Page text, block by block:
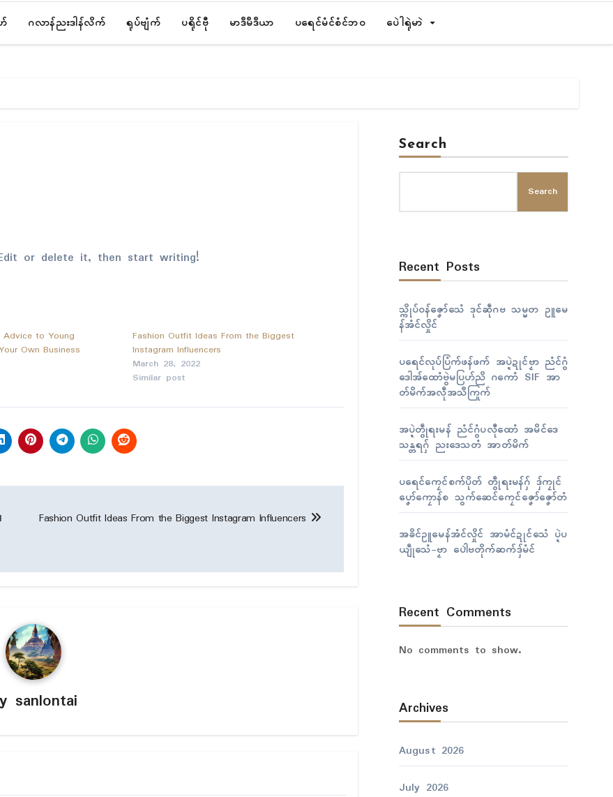
ဂလာန်ညးဒါန်လိက် ရုပ်ဗျံက် ပရိုၚ်ဗီု မာဒဳမဳဒဳယာ ပရေၚ်မံၚ်စံၚ်ဘဝ ပေဲါရုဲမာဲ
or delete it, then start writing!
Advice to Young
Own Business
Fashion Outfit Ideas From the Biggest
Instagram Influencers
March 28, 2022
Similar post
Fashion Outfit Ideas From the Biggest Instagram Influencers
sanlontai
Search
Search
Recent Posts
သ္ကိုပ်ဝန်ဇၞော်သေံ ဒုၚ်ဆဵုဂဗ သမ္မတ ဥူမေ
န်အံၚ်လှိုၚ်
ပရေၚ်လုပ်ပြံက်ဖန်ဖက် အပ္ဍဲဍုၚ်ဗၟာ ညံၚ်ဂွံ
ဒေါအ်ထောံဗွဲမပြဟ်ညိ ဂကောံ SIF အာ
တ်မိက်အလဵုအသဳကြုက်
အပ္ဍဲတွဵုရးမန် ညံၚ်ဂွံပလီုထောံ အမိၚ်ဒေ
သန္တရဂှ် ညးဒေသတံ အာတ်မိက်
ပရေၚ်ကၠေၚ်စက်ပိုတ် တွဵုရးမန်ဂှ် ဒှ်ကၠုၚ်
ပၞော်ကၠောန်စ သွက်ဆေၚ်ကၠေၚ်ဇၞော်ဇၞော်တံ
အခိၚ်ဥူမေန်အံၚ်လှိုၚ် အာမံၚ်ဍုၚ်သေံ ပ္ဍဲပ
ယျဵုသေံ-ဗၟာ ပေါဲဗတိုက်ဆက်ဒှ်မံၚ်
Recent Comments
No comments to show.
Archives
August 2026
July 2026